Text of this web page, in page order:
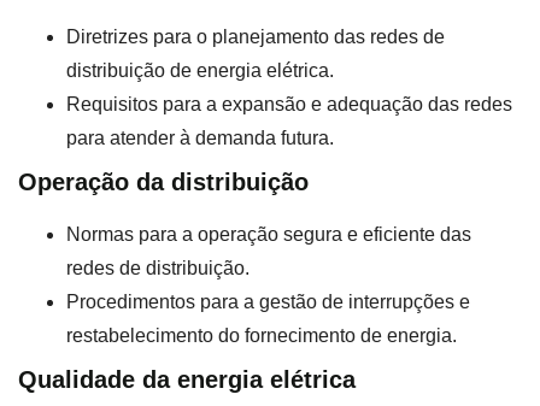
Diretrizes para o planejamento das redes de
distribuição de energia elétrica.
Requisitos para a expansão e adequação das redes
para atender à demanda futura.
Operação da distribuição
Normas para a operação segura e eficiente das
redes de distribuição.
Procedimentos para a gestão de interrupções e
restabelecimento do fornecimento de energia.
Qualidade da energia elétrica